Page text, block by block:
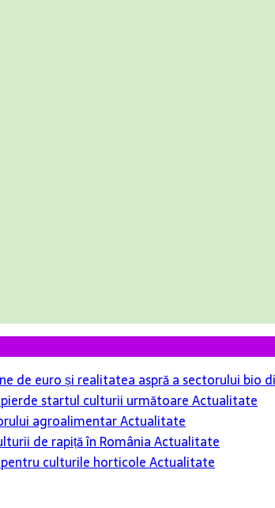
de euro și realitatea aspră a sectorului bio
startul culturii următoareActualitate
agroalimentarActualitate
de rapiță în RomâniaActualitate
culturile horticoleActualitate